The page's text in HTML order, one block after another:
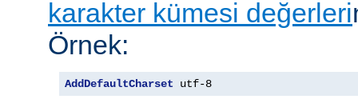
karakter kümesi değerleri
Örnek:
AddDefaultCharset utf-8